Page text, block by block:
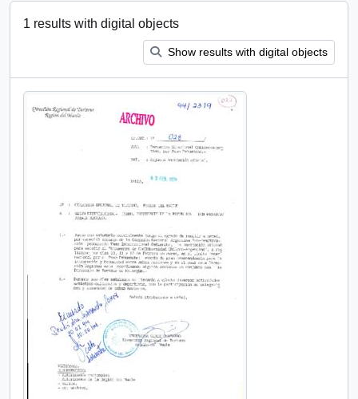
1 results with digital objects
Show results with digital objects